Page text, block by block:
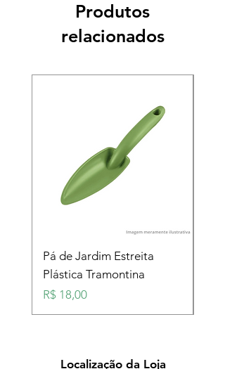
Produtos
relacionados
Pá de Jardim Estreita
Plástica Tramontina
Preço
R$ 18,00
Localização da Loja